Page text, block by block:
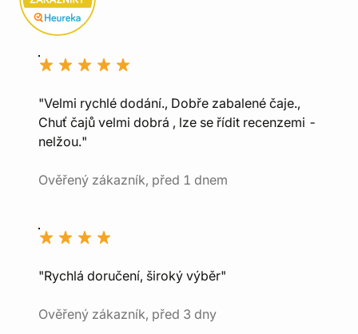
"Velmi rychlé dodání., Dobře zabalené čaje.,
Chuť čajů velmi dobrá , lze se řídit recenzemi -
nelžou."
Ověřený zákazník, před 1 dnem
"Rychlá doručení, široký výběr"
Ověřený zákazník, před 3 dny